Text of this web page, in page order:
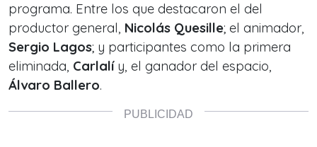
programa. Entre los que destacaron el del
productor general, Nicolás Quesille; el animador,
Sergio Lagos; y participantes como la primera
eliminada, Carlalíy, el ganador del espacio,
Álvaro Ballero.